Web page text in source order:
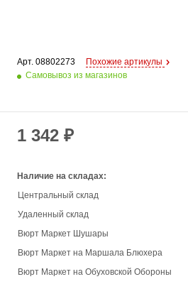
Арт. 08802273
Похожие артикулы
Самовывоз из магазинов
1 342 ₽
Наличие на складах:
Центральный склад
Удаленный склад
Вюрт Маркет Шушары
Вюрт Маркет на Маршала Блюхера
Вюрт Маркет на Обуховской Обороны